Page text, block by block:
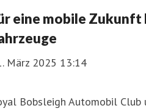
eine mobile
März 2025 13:14
Bobsleigh Automobil Club